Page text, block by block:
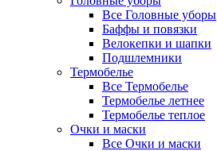
Все Головные уборы
Баффы и повязки
Велокепки и шапки
Подшлемники
Термобелье
Все Термобелье
Термобелье летнее
Термобелье теплое
Очки и маски
Все Очки и маски